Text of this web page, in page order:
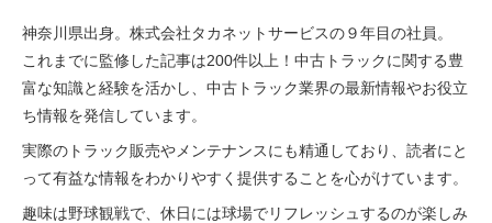
神奈川県出身。株式会社タカネットサービスの９年目の社員。
これまでに監修した記事は200件以上！中古トラックに関する豊
富な知識と経験を活かし、中古トラック業界の最新情報やお役立
ち情報を発信しています。
実際のトラック販売やメンテナンスにも精通しており、読者にと
って有益な情報をわかりやすく提供することを心がけています。
趣味は野球観戦で、休日には球場でリフレッシュするのが楽しみ